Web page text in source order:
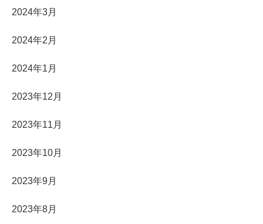
2024年3月
2024年2月
2024年1月
2023年12月
2023年11月
2023年10月
2023年9月
2023年8月